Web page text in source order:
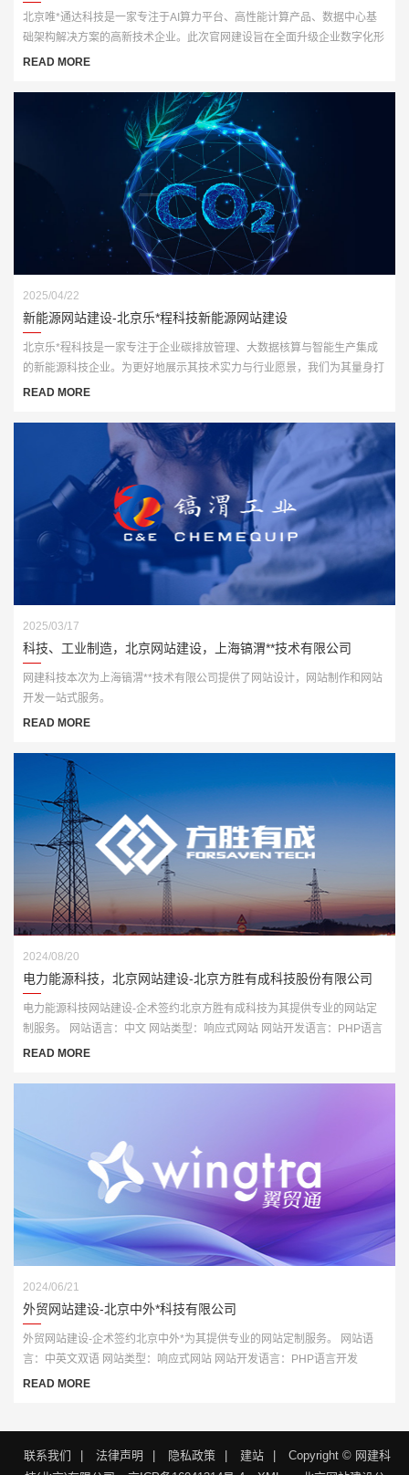
北京唯*通达科技是一家专注于AI算力平台、高性能计算产品、数据中心基
础架构解决方案的高新技术企业。此次官网建设旨在全面升级企业数字化形
象，打造一个集展示、推广与技术服务于一体的多功能门户网站。
READ MORE
2025/04/22
新能源网站建设-北京乐*程科技新能源网站建设
北京乐*程科技是一家专注于企业碳排放管理、大数据核算与智能生产集成
的新能源科技企业。为更好地展示其技术实力与行业愿景，我们为其量身打
造了一套高端、智能化的官方网站解决方案，全面赋能品牌数字化形象升
READ MORE
2025/03/17
科技、工业制造，北京网站建设，上海镐渭**技术有限公司
网建科技本次为上海镐渭**技术有限公司提供了网站设计，网站制作和网站
开发一站式服务。
READ MORE
2024/08/20
电力能源科技，北京网站建设-北京方胜有成科技股份有限公司
电力能源科技网站建设-企术签约北京方胜有成科技为其提供专业的网站定
制服务。 网站语言：中文 网站类型：响应式网站 网站开发语言：PHP语言
开发
READ MORE
2024/06/21
外贸网站建设-北京中外*科技有限公司
外贸网站建设-企术签约北京中外*为其提供专业的网站定制服务。 网站语
言：中英文双语 网站类型：响应式网站 网站开发语言：PHP语言开发
READ MORE
联系我们 法律声明 隐私政策 建站
Copyright © 网建科